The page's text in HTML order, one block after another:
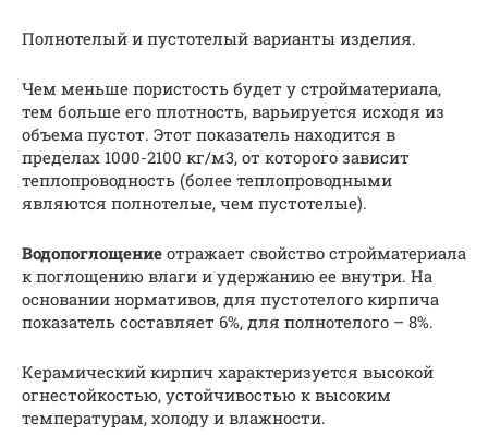
Полнотелый и пустотелый варианты изделия.
Чем меньше пористость будет у стройматериала,
тем больше его плотность, варьируется исходя из
объема пустот. Этот показатель находится в
пределах 1000-2100 кг/м3, от которого зависит
теплопроводность (более теплопроводными
являются полнотелые, чем пустотелые).
Водопоглощение отражает свойство стройматериала
к поглощению влаги и удержанию ее внутри. На
основании нормативов, для пустотелого кирпича
показатель составляет 6%, для полнотелого – 8%.
Керамический кирпич характеризуется высокой
огнестойкостью, устойчивостью к высоким
температурам, холоду и влажности.